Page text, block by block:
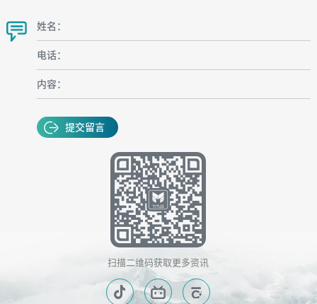
姓名：
电话：
内容：
提交留言
扫描二维码获取更多资讯